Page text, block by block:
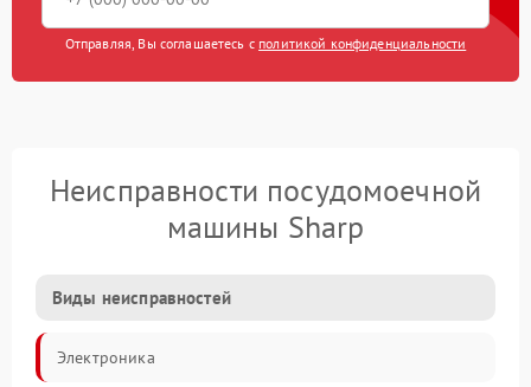
Отправляя, Вы соглашаетесь с политикой конфиденциальности
Неисправности посудомоечной
машины Sharp
Виды неисправностей
Электроника